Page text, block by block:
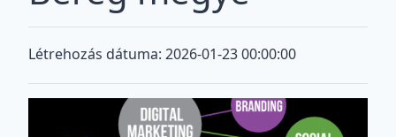
Létrehozás dátuma: 2026-01-23 00:00:00